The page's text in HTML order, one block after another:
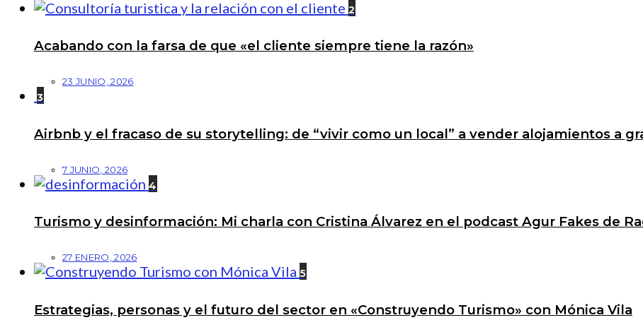
2
Acabando con la farsa de que «el cliente siempre tiene la razón»
23 JUNIO, 2026
3
Airbnb y el fracaso de su storytelling: de “vivir como un local” a vender alojamientos a
7 JUNIO, 2026
4
Turismo y desinformación: Mi charla con Cristina Álvarez en el podcast Agur Fakes de
27 ENERO, 2026
5
Estrategias, personas y el futuro del sector en «Construyendo Turismo» con Mónica Vila